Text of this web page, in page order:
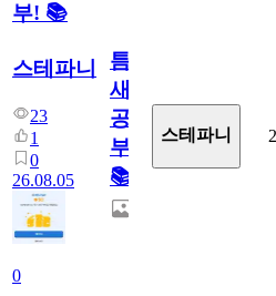
부! 📚
스테파니
23
1
0
26.08.05
0
틈
새
공
부!
📚
스테파니